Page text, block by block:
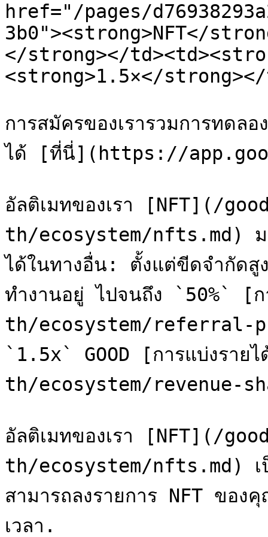
href="/pages/
3b0"><strong>NFT</
</strong></
<strong>1.5×</
การสมัครของเรารวมการทดล
ได้ [ที่นี่](https://
อัลติเมทของเรา [NFT](/
th/ecosystem/nfts.md) มอ
ได้ในทางอื่น: ตั้งแต่ขีดจำกัดสู
ทำงานอยู่ ไปจนถึง `50%`
th/ecosystem/referral-
`1.5x` GOOD [การแบ่งรา
th/ecosystem/revenue-
อัลติเมทของเรา [NFT](/
th/ecosystem/nfts.md)
สามารถลงรายการ NFT ขอ
เวลา.